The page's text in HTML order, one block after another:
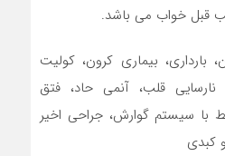
قبل خواب می باشد.
بارداری، بیماری کرون، کولیت
نارسایی قلب، آنمی حاد، فتق
با سیستم گوارش، جراحی اخیر
کبدی